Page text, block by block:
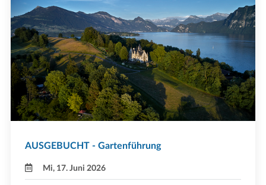
AUSGEBUCHT - Gartenführung
Mi, 17. Juni 2026